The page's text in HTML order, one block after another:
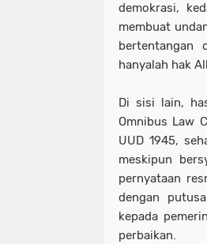
demokrasi,
membuat
bertentangan
hanyalah hak
Di sisi lain,
Omnibus Law
UUD 1945,
meskipun
pernyataan
dengan
kepada
perbaikan.